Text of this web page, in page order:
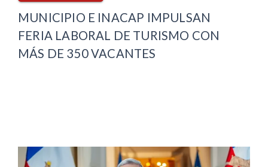
MUNICIPIO E INACAP IMPULSAN
FERIA LABORAL DE TURISMO CON
MÁS DE 350 VACANTES